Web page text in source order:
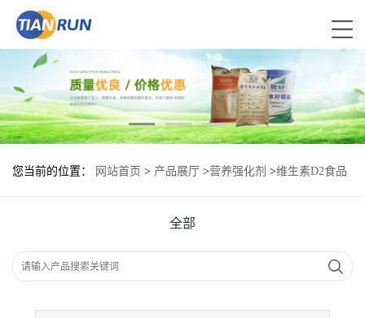
您当前的位置： 网站首页 > 产品展厅 >营养强化剂 >维生素D2食品
全部